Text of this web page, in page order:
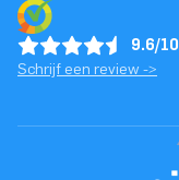
9.6/10
Schrijf een review ->